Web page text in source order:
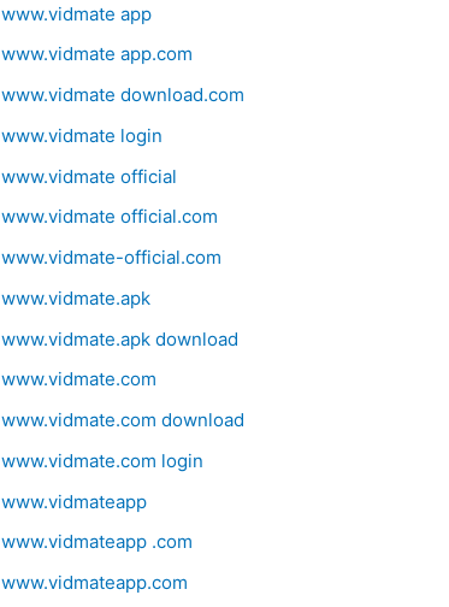
www.vidmate app
www.vidmate app.com
www.vidmate download.com
www.vidmate login
www.vidmate official
www.vidmate official.com
www.vidmate-official.com
www.vidmate.apk
www.vidmate.apk download
www.vidmate.com
www.vidmate.com download
www.vidmate.com login
www.vidmateapp
www.vidmateapp .com
www.vidmateapp.com